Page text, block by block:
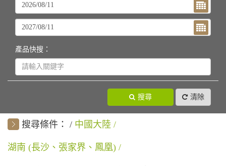
產品快搜：
搜尋 清除
搜尋條件： 中國大陸
湖南 (長沙、張家界、鳳凰)